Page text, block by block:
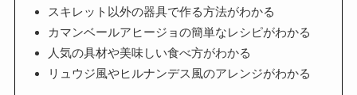
スキレット以外の器具で作る方法がわかる
カマンベールアヒージョの簡単なレシピがわかる
人気の具材や美味しい食べ方がわかる
リュウジ風やヒルナンデス風のアレンジがわかる